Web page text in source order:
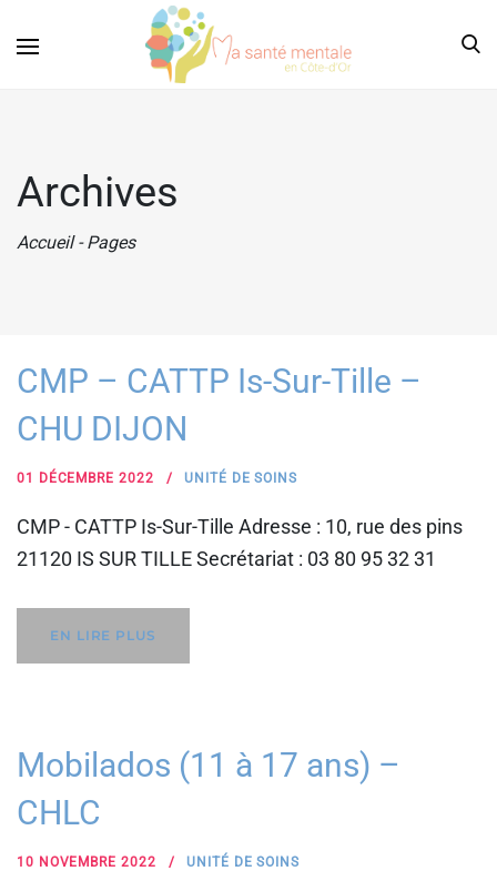
Archives
Accueil - Pages
CMP – CATTP Is-Sur-Tille –
CHU DIJON
01 DÉCEMBRE 2022 UNITÉ DE SOINS
CMP - CATTP Is-Sur-Tille Adresse : 10, rue des pins
21120 IS SUR TILLE Secrétariat : 03 80 95 32 31
EN LIRE PLUS
Mobilados (11 à 17 ans) –
CHLC
10 NOVEMBRE 2022 UNITÉ DE SOINS